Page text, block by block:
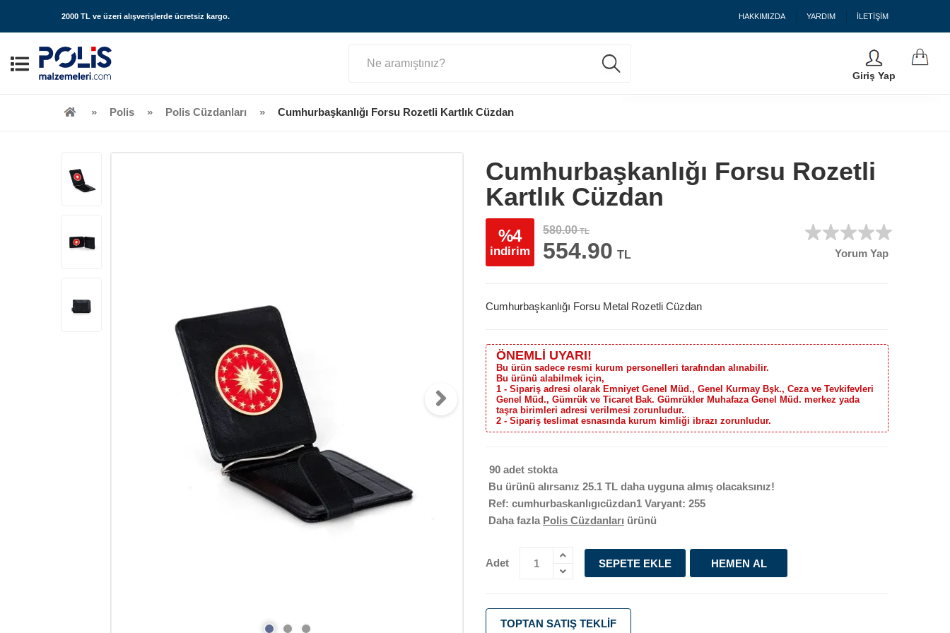
2000 TL ve üzeri alışverişlerde ücretsiz kargo. HAKKIMIZDA YARDIM İLETİŞİM
Giriş Yap
Polis Polis Cüzdanları Cumhurbaşkanlığı Forsu Rozetli Kartlık Cüzdan
Cumhurbaşkanlığı Forsu Rozetli
Kartlık Cüzdan
%4
indirim
580.00TL
554.90 TL Yorum Yap
Cumhurbaşkanlığı Forsu Metal Rozetli Cüzdan
ÖNEMLİ UYARI!
Bu ürün sadece resmi kurum personelleri tarafından alınabilir.
Bu ürünü alabilmek için,
1 - Sipariş adresi olarak Emniyet Genel Müd., Genel Kurmay Bşk., Ceza ve Tevkifevleri
Genel Müd., Gümrük ve Ticaret Bak. Gümrükler Muhafaza Genel Müd. merkez yada
taşra birimleri adresi verilmesi zorunludur.
2 - Sipariş teslimat esnasında kurum kimliği ibrazı zorunludur.
90 adet stokta
Bu ürünü alırsanız 25.1 TL daha uyguna almış olacaksınız!
Ref: cumhurbaskanlıgıcüzdan1 Varyant: 255
Daha fazla Polis Cüzdanları ürünü
Adet SEPETE EKLE HEMEN AL
TOPTAN SATIŞ TEKLIF